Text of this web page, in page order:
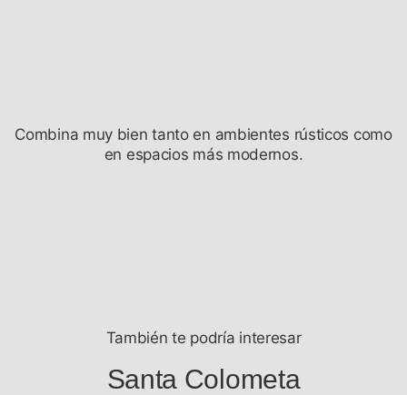
Combina muy bien tanto en ambientes rústicos como
en espacios más modernos.
También te podría interesar
Santa Colometa